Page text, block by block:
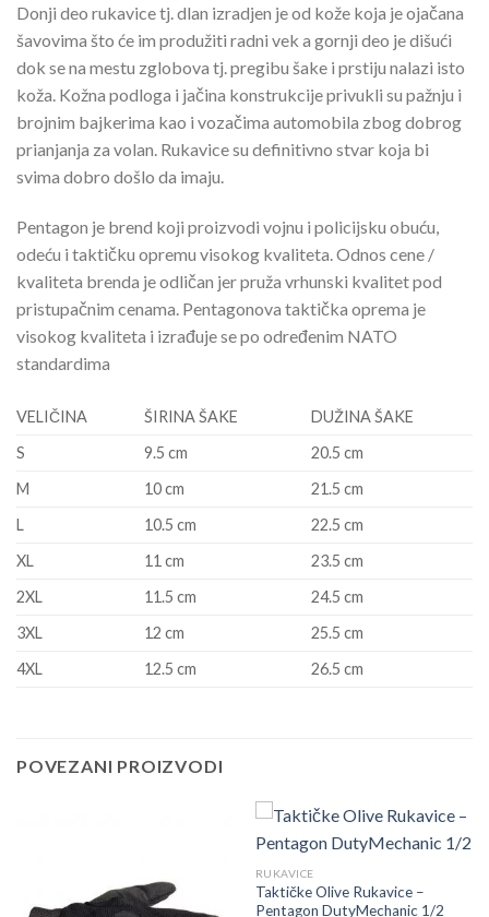
Donji deo rukavice tj. dlan izradjen je od kože koja je ojačana
šavovima što će im produžiti radni vek a gornji deo je dišući
dok se na mestu zglobova tj. pregibu šake i prstiju nalazi isto
koža. Kožna podloga i jačina konstrukcije privukli su pažnju i
brojnim bajkerima kao i vozačima automobila zbog dobrog
prianjanja za volan. Rukavice su definitivno stvar koja bi
svima dobro došlo da imaju.
Pentagon je brend koji proizvodi vojnu i policijsku obuću,
odeću i taktičku opremu visokog kvaliteta. Odnos cene /
kvaliteta brenda je odličan jer pruža vrhunski kvalitet pod
pristupačnim cenama. Pentagonova taktička oprema je
visokog kvaliteta i izrađuje se po određenim NATO
standardima
VELIČINA ŠIRINA ŠAKE
DUŽINA ŠAKE
S
9.5 cm
20.5 cm
M
10 cm
21.5 cm
L
10.5 cm
22.5 cm
XL
11 cm
23.5 cm
2XL
11.5 cm
24.5 cm
3XL
12 cm
25.5 cm
4XL
12.5 cm 26.5 cm
POVEZANI PROIZVODI
RUKAVICE
Taktičke Olive Rukavice –
Pentagon DutyMechanic 1/2